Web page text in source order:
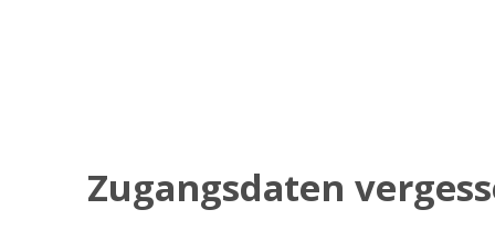
Zugangsdaten